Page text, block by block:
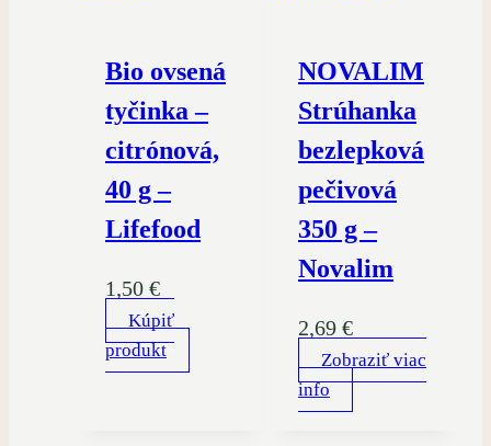
Bio ovsená
tyčinka –
citrónová,
40 g –
Lifefood
1,50 €
Kúpiť
produkt
NOVALIM
Strúhanka
bezlepková
pečivová
350 g –
Novalim
2,69 €
Zobraziť viac
info